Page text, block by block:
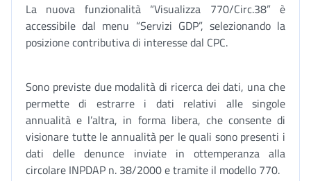
La nuova funzionalità “Visualizza 770/Circ.38” è
accessibile dal menu “Servizi GDP”, selezionando la
posizione contributiva di interesse dal CPC.
Sono previste due modalità di ricerca dei dati, una che
permette di estrarre i dati relativi alle singole
annualità e l’altra, in forma libera, che consente di
visionare tutte le annualità per le quali sono presenti i
dati delle denunce inviate in ottemperanza alla
circolare INPDAP n. 38/2000 e tramite il modello 770.